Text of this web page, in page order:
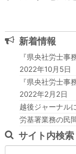
HOME
事務所概要
サービス
お問合せ・
新着情報
『県央社労士
2022年10月5日
『県央社労士
2022年2月2日
越後ジャーナル
労基署業務の民
サイト内検索
検